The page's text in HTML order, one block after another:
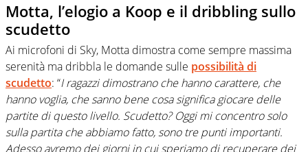
Motta, l’elogio a Koop e il dribbling sullo
scudetto
Ai microfoni di Sky, Motta dimostra come sempre massima
serenità ma dribbla le domande sulle possibilità di
scudetto: “I ragazzi dimostrano che hanno carattere, che
hanno voglia, che sanno bene cosa significa giocare delle
partite di questo livello. Scudetto? Oggi mi concentro solo
sulla partita che abbiamo fatto, sono tre punti importanti.
Adesso avremo dei giorni in cui speriamo di recuperare dei